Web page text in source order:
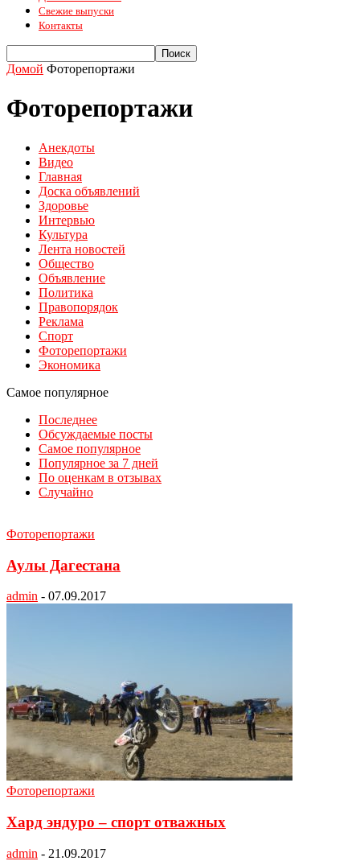
Свежие выпуски
Контакты
Домой Фоторепортажи
Фоторепортажи
Анекдоты
Видео
Главная
Доска объявлений
Здоровье
Интервью
Культура
Лента новостей
Общество
Объявление
Политика
Правопорядок
Реклама
Спорт
Фоторепортажи
Экономика
Самое популярное
Последнее
Обсуждаемые посты
Самое популярное
Популярное за 7 дней
По оценкам в отзывах
Случайно
Фоторепортажи
Аулы Дагестана
admin - 07.09.2017
Фоторепортажи
Хард эндуро – спорт отважных
admin - 21.09.2017